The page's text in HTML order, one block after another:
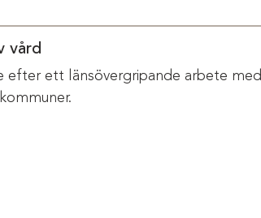
vård
efter ett länsövergripande arbete med